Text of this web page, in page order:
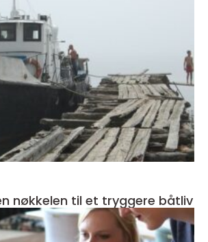
Båtførerprøven nøkkelen til et tryggere båtliv